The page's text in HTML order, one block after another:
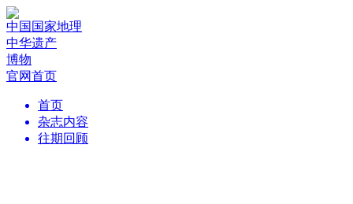
中国国家地理
中华遗产
博物
官网首页
首页
杂志内容
往期回顾